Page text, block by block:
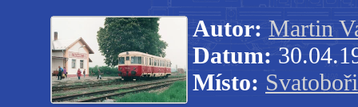
Autor: Martin
Datum:
Místo: